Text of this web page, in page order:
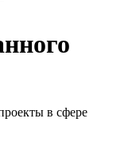
в сфере